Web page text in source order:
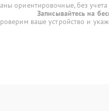
ориентировочные, без учета
Записывайтесь на
ваше устройство и